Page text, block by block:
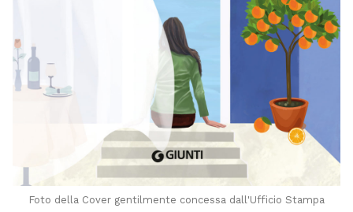
Foto della Cover gentilmente concessa dall'Ufficio Stampa